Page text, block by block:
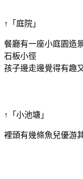
↑「庭院」
餐廳有一座小庭園造
石板小徑
孩子邊走邊覺得有趣
↑「小池塘」
裡頭有幾條魚兒優游